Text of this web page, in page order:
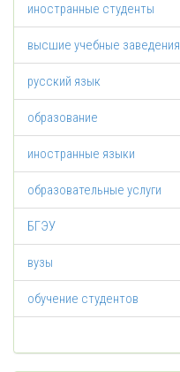
иностранные студенты
высшие учебные заведения
русский язык
образование
иностранные языки
образовательные услуги
БГЭУ
вузы
обучение студентов